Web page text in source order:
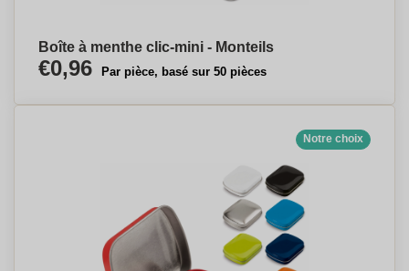
Boîte à menthe clic-mini - Monteils
€0,96 Par pièce, basé sur 50 pièces
Notre choix